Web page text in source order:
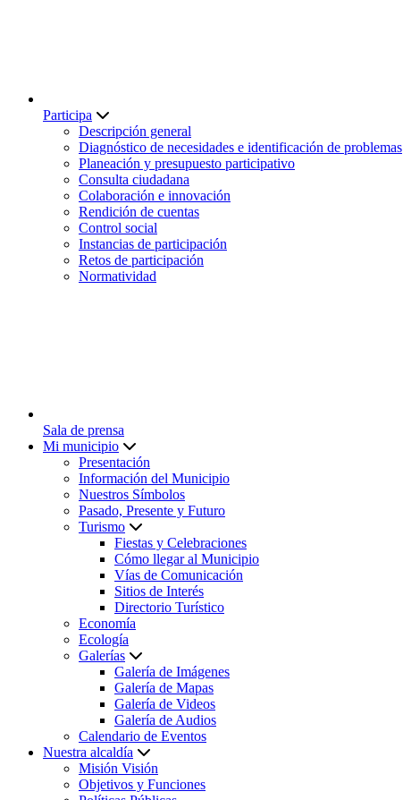
Participa
Descripción general
Diagnóstico de necesidades e identificación de problemas
Planeación y presupuesto participativo
Consulta ciudadana
Colaboración e innovación
Rendición de cuentas
Control social
Instancias de participación
Retos de participación
Normatividad
Sala de prensa
Mi municipio
Presentación
Información del Municipio
Nuestros Símbolos
Pasado, Presente y Futuro
Turismo
Fiestas y Celebraciones
Cómo llegar al Municipio
Vías de Comunicación
Sitios de Interés
Directorio Turístico
Economía
Ecología
Galerías
Galería de Imágenes
Galería de Mapas
Galería de Videos
Galería de Audios
Calendario de Eventos
Nuestra alcaldía
Misión Visión
Objetivos y Funciones